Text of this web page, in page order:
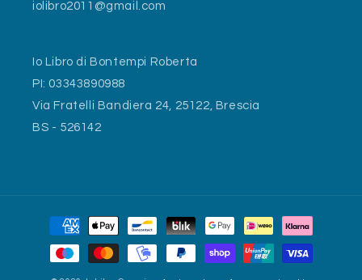
iolibro2011@gmail.com
Io Libro di Bontempi Roberta
PI: 03343890988
Via Fratelli Bandiera 24, 25122, Brescia
BS - 526142
Metodi
pagamento